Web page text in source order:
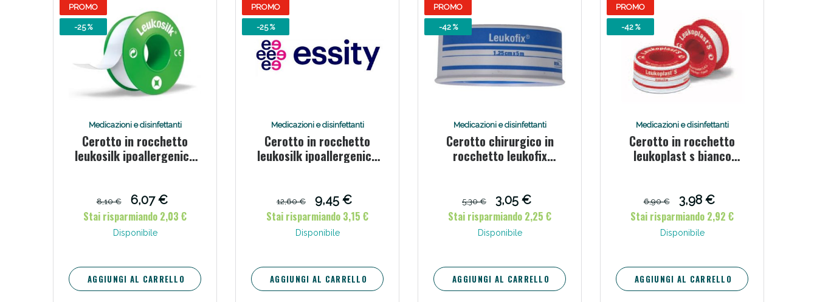
PROMO
-25 %
Medicazioni e disinfettanti
Cerotto in rocchetto
leukosilk ipoallergenico
8,10 €
6,07 €
Stai risparmiando 2,03 €
Disponibile
AGGIUNGI AL CARRELLO
PROMO
-25 %
Medicazioni e disinfettanti
Cerotto in rocchetto
leukosilk ipoallergenico
12,60 €
9,45 €
Stai risparmiando 3,15 €
Disponibile
AGGIUNGI AL CARRELLO
PROMO
-42 %
Medicazioni e disinfettanti
Cerotto chirurgico in
rocchetto leukofix
5,30 €
3,05 €
Stai risparmiando 2,25 €
Disponibile
AGGIUNGI AL CARRELLO
PROMO
-42 %
Medicazioni e disinfettanti
Cerotto in rocchetto
leukoplast s bianco
6,90 €
3,98 €
Stai risparmiando 2,92 €
Disponibile
AGGIUNGI AL CARRELLO
Benessere Intestinale: Sconto fino al 55% valido oggi!